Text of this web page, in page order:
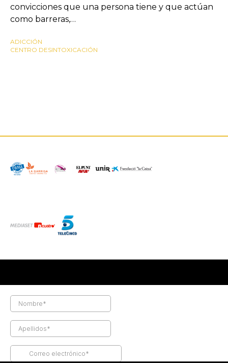
convicciones que una persona tiene y que actúan
como barreras,…
ADICCIÓN
CENTRO DESINTOXICACIÓN